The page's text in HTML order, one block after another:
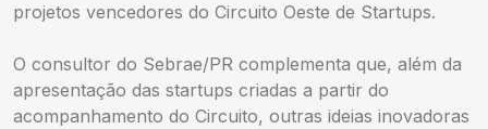
projetos vencedores do Circuito Oeste de Startups.
O consultor do Sebrae/PR complementa que, além da
apresentação das startups criadas a partir do
acompanhamento do Circuito, outras ideias inovadoras